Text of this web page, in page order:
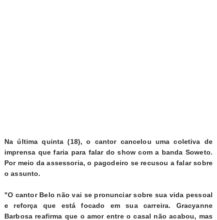
Na última quinta (18), o cantor cancelou uma coletiva de
imprensa que faria para falar do show com a banda Soweto.
Por meio da assessoria, o pagodeiro se recusou a falar sobre
o assunto.
"O cantor Belo não vai se pronunciar sobre sua vida pessoal
e reforça que está focado em sua carreira. Gracyanne
Barbosa reafirma que o amor entre o casal não acabou, mas